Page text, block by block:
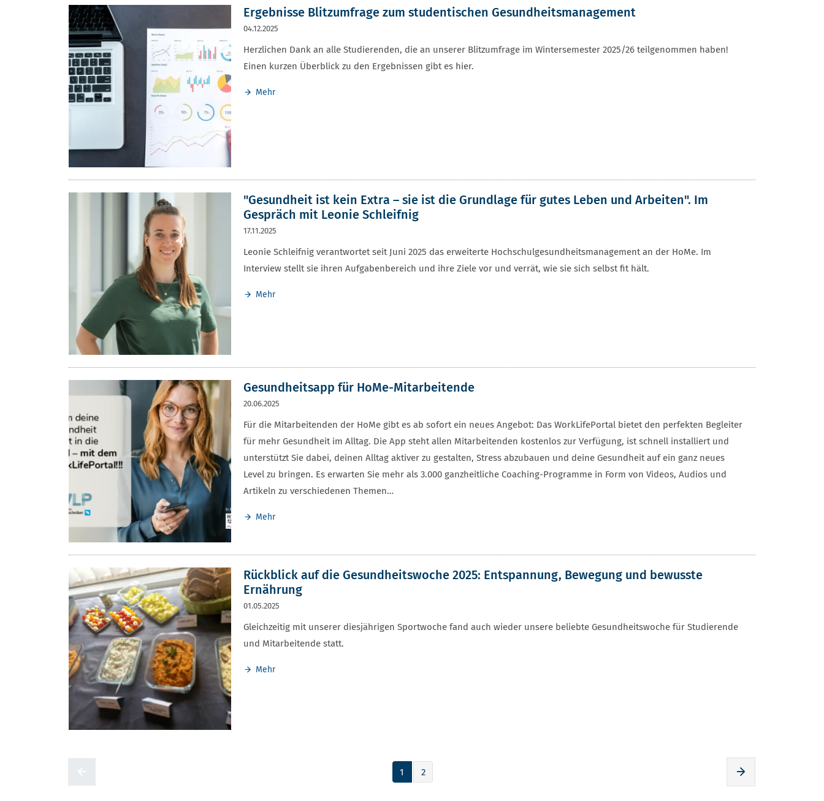
Ergebnisse Blitzumfrage zum studentischen Gesundheitsmanagement
04.12.2025
Herzlichen Dank an alle Studierenden, die an unserer Blitzumfrage im Wintersemester 2025/26 teilgenommen haben!
Einen kurzen Überblick zu den Ergebnissen gibt es hier.
Mehr
"Gesundheit ist kein Extra – sie ist die Grundlage für gutes Leben und Arbeiten". Im
Gespräch mit Leonie Schleifnig
17.11.2025
Leonie Schleifnig verantwortet seit Juni 2025 das erweiterte Hochschulgesundheitsmanagement an der HoMe. Im
Interview stellt sie ihren Aufgabenbereich und ihre Ziele vor und verrät, wie sie sich selbst fit hält.
Mehr
Gesundheitsapp für HoMe-Mitarbeitende
20.06.2025
Für die Mitarbeitenden der HoMe gibt es ab sofort ein neues Angebot: Das WorkLifePortal bietet den perfekten Begleiter
für mehr Gesundheit im Alltag. Die App steht allen Mitarbeitenden kostenlos zur Verfügung, ist schnell installiert und
unterstützt Sie dabei, deinen Alltag aktiver zu gestalten, Stress abzubauen und deine Gesundheit auf ein ganz neues
Level zu bringen. Es erwarten Sie mehr als 3.000 ganzheitliche Coaching-Programme in Form von Videos, Audios und
Artikeln zu verschiedenen Themen…
Mehr
Rückblick auf die Gesundheitswoche 2025: Entspannung, Bewegung und bewusste
Ernährung
01.05.2025
Gleichzeitig mit unserer diesjährigen Sportwoche fand auch wieder unsere beliebte Gesundheitswoche für Studierende
und Mitarbeitende statt.
Mehr
1 2